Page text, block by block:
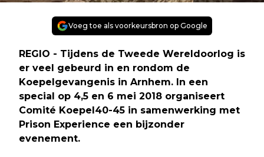
Voeg toe als voorkeursbron op Google
REGIO - Tijdens de Tweede Wereldoorlog is
er veel gebeurd in en rondom de
Koepelgevangenis in Arnhem. In een
special op 4,5 en 6 mei 2018 organiseert
Comité Koepel40-45 in samenwerking met
Prison Experience een bijzonder
evenement.